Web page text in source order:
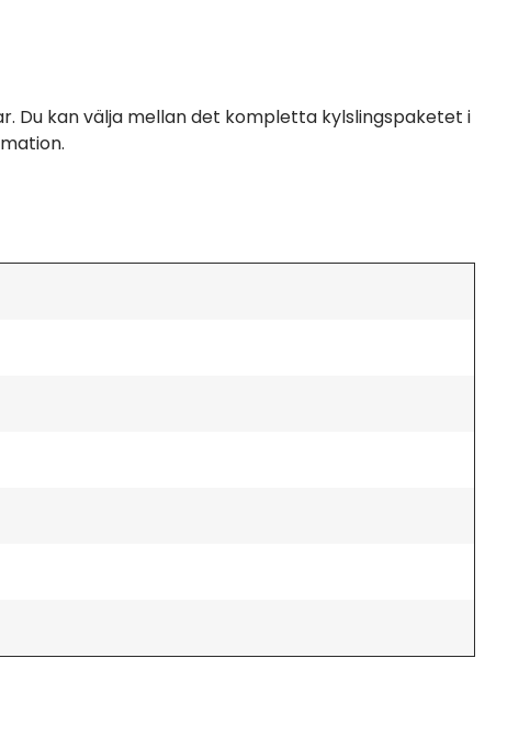
Du kan välja mellan det kompletta kylslingspaketet i